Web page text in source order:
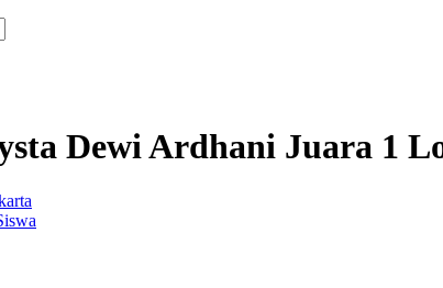
Dewi Ardhani Juara 1